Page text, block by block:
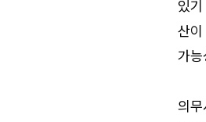
있
산
가
의